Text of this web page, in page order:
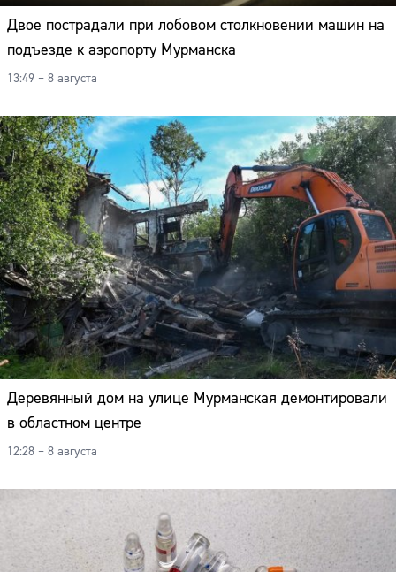
Двое пострадали при лобовом столкновении машин на
подъезде к аэропорту Мурманска
13:49 – 8 августа
Деревянный дом на улице Мурманская демонтировали
в областном центре
12:28 – 8 августа